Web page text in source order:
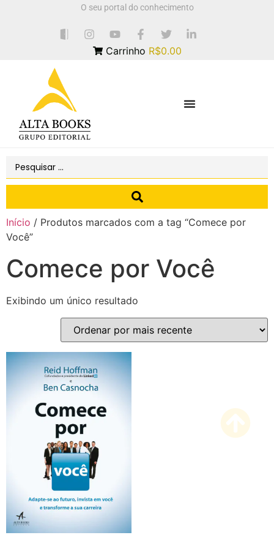
O seu portal do conhecimento
Carrinho R$0.00
Início / Produtos marcados com a tag “Comece por
Você”
Comece por Você
Exibindo um único resultado